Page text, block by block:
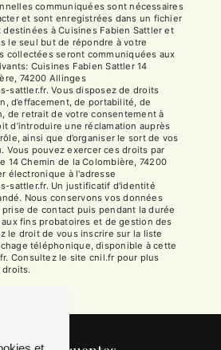
communiquées sont nécessaires
et sont enregistrées dans un fichier
à Cuisines Fabien Sattler et
le seul but de répondre à votre
collectées seront communiquées aux
Cuisines Fabien Sattler 14
74200 Allinges
sattler.fr. Vous disposez de droits
d’effacement, de portabilité, de
de retrait de votre consentement à
d’introduire une réclamation auprès
ainsi que d’organiser le sort de vos
Vous pouvez exercer ces droits par
14 Chemin de la Colombière, 74200
électronique à l'adresse
sattler.fr. Un justificatif d'identité
Nous conservons vos données
de contact puis pendant la durée
fins probatoires et de gestion des
le droit de vous inscrire sur la liste
téléphonique, disponible à cette
. Consultez le site cnil.fr pour plus
droits.